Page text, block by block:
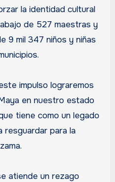
la identidad cultural
de 527 maestras y
9 mil 347 niños y niñas
impulso lograremos
en nuestro estado
tiene como un legado
resguardar para la
atiende un rezago